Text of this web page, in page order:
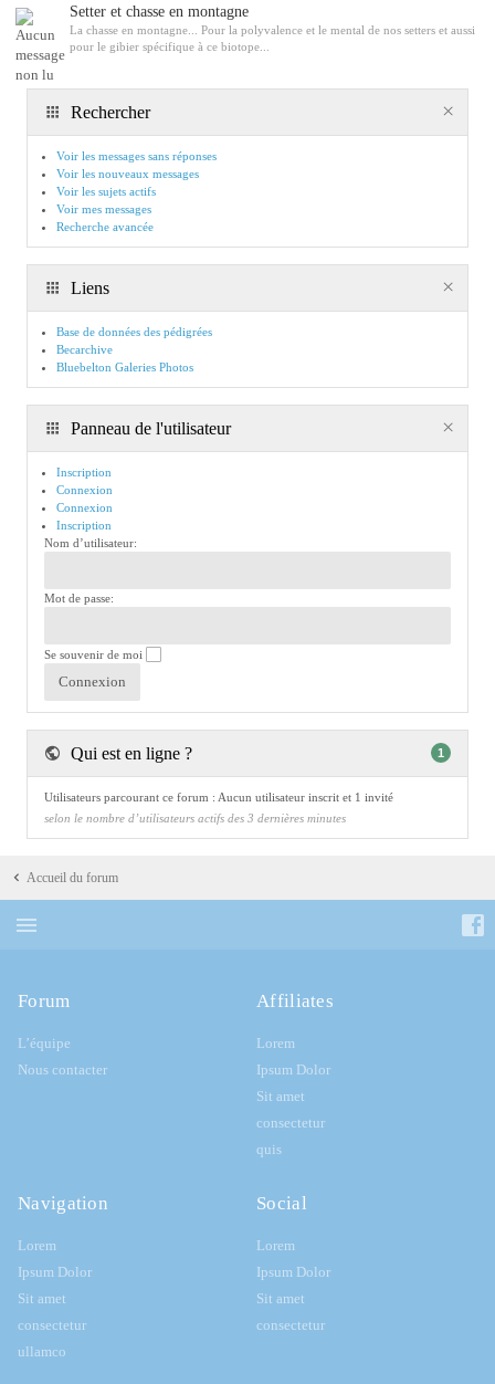
Setter et chasse en montagne
La chasse en montagne... Pour la polyvalence et le mental de nos setters et aussi
pour le gibier spécifique à ce biotope...
Rechercher
Voir les messages sans réponses
Voir les nouveaux messages
Voir les sujets actifs
Voir mes messages
Recherche avancée
Liens
Base de données des pédigrées
Becarchive
Bluebelton Galeries Photos
Panneau de l'utilisateur
Inscription
Connexion
Connexion
Inscription
Nom d’utilisateur:
Mot de passe:
Se souvenir de moi
Qui est en ligne ? 1
Utilisateurs parcourant ce forum : Aucun utilisateur inscrit et 1 invité
selon le nombre d’utilisateurs actifs des 3 dernières minutes
Accueil du forum
Forum
L’équipe
Nous contacter
Affiliates
Lorem
Ipsum Dolor
Sit amet
consectetur
quis
Navigation
Lorem
Ipsum Dolor
Sit amet
consectetur
ullamco
Social
Lorem
Ipsum Dolor
Sit amet
consectetur